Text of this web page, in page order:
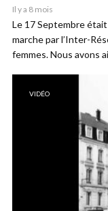
Il y a 8 mois
Le 17 Septembre
marche par l’Inter-
femmes. Nous avons
VIDÉO